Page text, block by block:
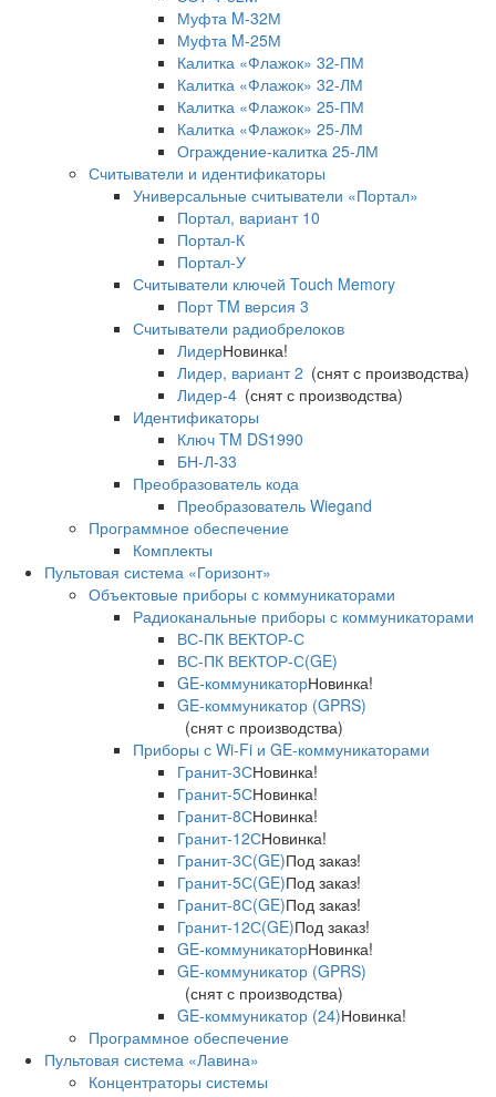
Муфта M-32М
Муфта M-25М
Калитка «Флажок» 32-ПМ
Калитка «Флажок» 32-ЛМ
Калитка «Флажок» 25-ПМ
Калитка «Флажок» 25-ЛМ
Ограждение-калитка 25-ЛМ
Считыватели и идентификаторы
Универсальные считыватели «Портал»
Портал, вариант 10
Портал-К
Портал-У
Считыватели ключей Touch Memory
Порт TM версия 3
Считыватели радиобрелоков
ЛидерНовинка!
Лидер, вариант 2 (снят с производства)
Лидер-4 (снят с производства)
Идентификаторы
Ключ TM DS1990
БН-Л-33
Преобразователь кода
Преобразователь Wiegand
Программное обеспечение
Комплекты
Пультовая система «Горизонт»
Объектовые приборы с коммуникаторами
Радиоканальные приборы с коммуникаторами
ВС-ПК ВЕКТОР-С
ВС-ПК ВЕКТОР-С(GE)
GE-коммуникаторНовинка!
GE-коммуникатор (GPRS)
(снят с производства)
Приборы с Wi-Fi и GE-коммуникаторами
Гранит-3СНовинка!
Гранит-5СНовинка!
Гранит-8СНовинка!
Гранит-12СНовинка!
Гранит-3С(GE)Под заказ!
Гранит-5С(GE)Под заказ!
Гранит-8С(GE)Под заказ!
Гранит-12С(GE)Под заказ!
GE-коммуникаторНовинка!
GE-коммуникатор (GPRS)
(снят с производства)
GE-коммуникатор (24)Новинка!
Программное обеспечение
Пультовая система «Лавина»
Концентраторы системы